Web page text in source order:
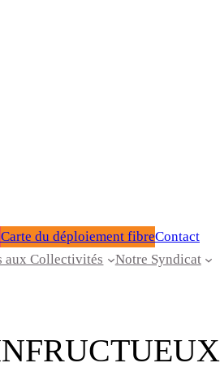
Carte du déploiement fibreContact
aux Collectivités Notre Syndicat